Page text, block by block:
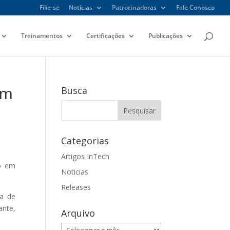
Filie-se Notícias Patrocinadoras Fale Conosco
Treinamentos Certificações Publicações
em
de
Busca
Categorias
Artigos InTech
Noticias
Releases
Arquivo